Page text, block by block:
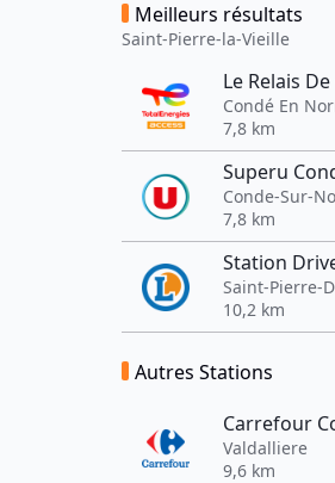
Meilleurs résultats
Saint-Pierre-la-Vieille
Le Relais
Condé En
7,8 km
Superu
Conde-Sur-
7,8 km
Station
Saint-Pierre-
10,2 km
Autres Stations
Carrefour
Valdalliere
9,6 km